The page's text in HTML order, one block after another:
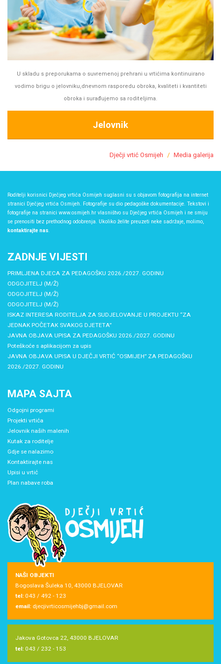
U skladu s preporukama o suvremenoj prehrani u vrtićima kontinuirano
vodimo brigu o jelovniku,dnevnom rasporedu obroka, kvaliteti i kvantiteti
obroka i surađujemo sa roditeljima.
Jelovnik
Dječji vrtić Osmijeh Media galerija
Roditelji korisnici Dječjeg vrtića Osmijeh suglasni su s objavom fotografija na internet
stranici Dječjeg vrtića Osmijeh. Fotografije su dio pedagoške dokumentacije. Tekstovi i
fotografije na stranici www.osmijeh.hr vlasništvo su Dječjeg vrtića Osmijeh i ne smiju
se prenositi bez prethodnog odobrenja. Ukoliko želite preuzeti neke sadržaje, molimo,
kontaktirajte nas.
ZADNJE VIJESTI
PRIMLJENA DJECA ZA PEDAGOŠKU 2026./2027. GODINU
ODGOJITELJ (M/Ž)
ODGOJITELJ (M/Ž)
ODGOJITELJ (M/Ž)
ISKAZ INTERESA RODITELJA ZA SUDJELOVANJE U PROJEKTU “ZA
JEDNAK POČETAK SVAKOG DJETETA”
JAVNA OBJAVA UPISA ZA PEDAGOŠKU 2026./2027. GODINU
Poteškoće s aplikacijom za upis
JAVNA OBJAVA UPISA U DJEČJI VRTIĆ “OSMIJEH” ZA PEDAGOŠKU
2026./2027. GODINU
MAPA SAJTA
Odgojni programi
Projekti vrtića
Jelovnik naših malenih
Kutak za roditelje
Gdje se nalazimo
Kontaktirajte nas
Upisi u vrtić
Plan nabave roba
NAŠI OBJEKTI
Bogoslava Šuleka 10, 43000 BJELOVAR
tel: 043 / 492 - 123
email: djecjivrticosmijehbj@gmail.com
Jakova Gotovca 22, 43000 BJELOVAR
tel: 043 / 232 - 153